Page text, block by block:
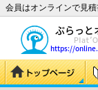
会員はオンラインで見